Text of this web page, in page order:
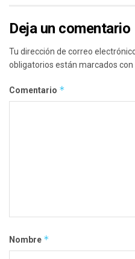
Deja un comentario
Tu dirección de correo
obligatorios están marcados con
Comentario *
Nombre *